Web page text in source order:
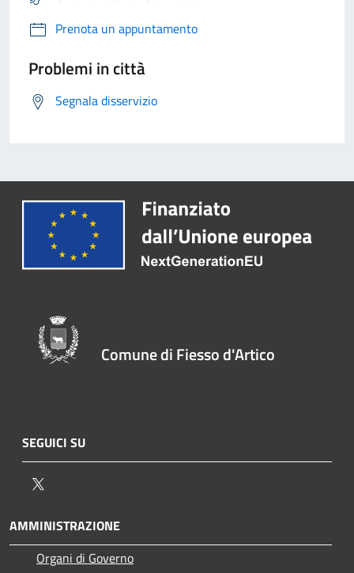
Prenota un appuntamento
Problemi in città
Segnala disservizio
Comune di Fiesso d'Artico
SEGUICI SU
AMMINISTRAZIONE
Organi di Governo